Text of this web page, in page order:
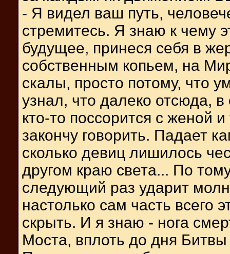
- Я видел ваш путь,
стремитесь. Я знаю к чему
будущее, принеся себя в
собственным копьем, на
скалы, просто потому, что
узнал, что далеко отсюда,
кто-то поссорится с женой
закончу говорить. Падает
сколько девиц лишилось
другом краю света... По
следующий раз ударит
настолько сам часть всего
скрыть. И я знаю - нога
Моста, вплоть до дня